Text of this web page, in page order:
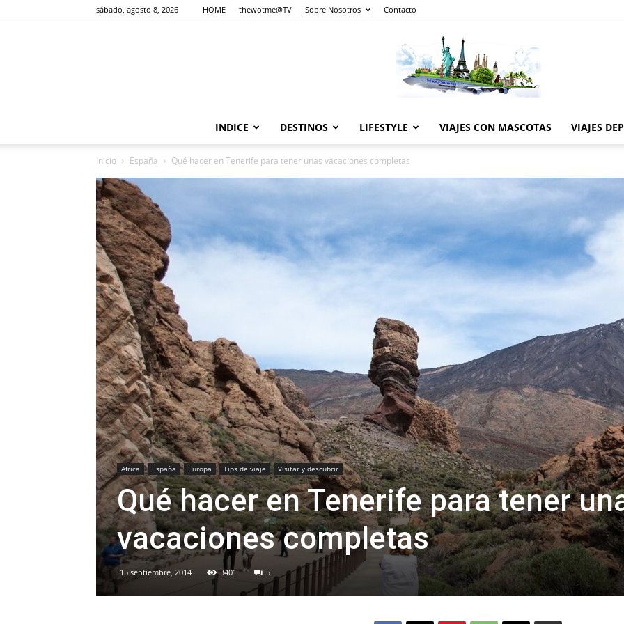
sábado, agosto 8, 2026 HOME thewotme@TV Sobre Nosotros Contacto
World
My
Eyes
INDICE DESTINOS LIFESTYLE VIAJES CON MASCOTAS VIAJES
Inicio España Qué hacer en Tenerife para tener unas vacaciones completas
Africa España Europa Tips de viaje Visitar y descubrir
Qué hacer en Tenerife para tener
vacaciones completas
15 septiembre, 2014 3401 5